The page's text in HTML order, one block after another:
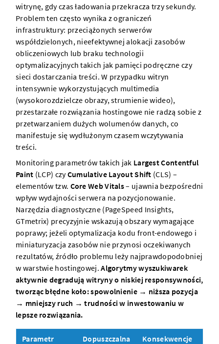
witrynę, gdy czas ładowania przekracza trzy sekundy.
Problem ten często wynika z ograniczeń
infrastruktury: przeciążonych serwerów
współdzielonych, nieefektywnej alokacji zasobów
obliczeniowych lub braku technologii
optymalizacyjnych takich jak pamięci podręczne czy
sieci dostarczania treści. W przypadku witryn
intensywnie wykorzystujących multimedia
(wysokorozdzielcze obrazy, strumienie wideo),
przestarzałe rozwiązania hostingowe nie radzą sobie z
przetwarzaniem dużych wolumenów danych, co
manifestuje się wydłużonym czasem wczytywania
treści.
Monitoring parametrów takich jak Largest Contentful
Paint (LCP) czyCumulative Layout Shift (CLS) –
elementów tzw. Core Web Vitals– ujawnia bezpośredni
wpływ wydajności serwera na pozycjonowanie.
Narzędzia diagnostyczne (PageSpeed Insights,
GTmetrix) precyzyjnie wskazują obszary wymagające
poprawy; jeżeli optymalizacja kodu front-endowego i
miniaturyzacja zasobów nie przynosi oczekiwanych
rezultatów, źródło problemu leży najprawdopodobniej
w warstwie hostingowej.Algorytmy wyszukiwarek
aktywnie degradują witryny o niskiej responsywności,
tworząc błędne koło: spowolnienie → niższa pozycja
→ mniejszy ruch → trudności w inwestowaniu w
lepsze rozwiązania.
Parametr
Dopuszczalna
Konsekwencje